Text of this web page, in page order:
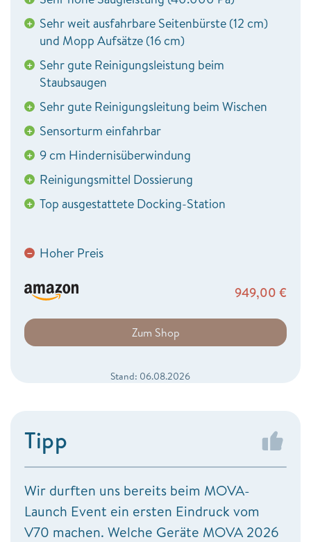
+ Sehr weit ausfahrbare Seitenbürste (12 cm)
und Mopp Aufsätze (16 cm)
+ Sehr gute Reinigungsleistung beim
Staubsaugen
+ Sehr gute Reinigungsleitung beim Wischen
+ Sensorturm einfahrbar
+ 9 cm Hindernisüberwindung
+ Reinigungsmittel Dossierung
+ Top ausgestattete Docking-Station
− Hoher Preis
949,00 €
Zum Shop
Stand: 06.08.2026
Tipp
Wir durften uns bereits beim MOVA-
Launch Event ein ersten Eindruck vom
V70 machen. Welche Geräte MOVA 2026